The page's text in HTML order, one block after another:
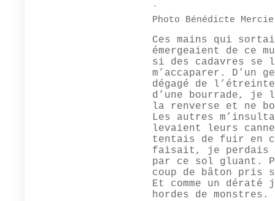
`
Photo Bénédicte
Ces mains qui
émergeaient de ce
si des cadavres se
m’accaparer. D’un
dégagé de
d’une bourrade, je
la renverse et ne
Les autres
levaient leurs
tentais de fuir en
faisait, je perdais
par ce sol gluant.
coup de bâton pris
Et comme un
hordes de monstres.